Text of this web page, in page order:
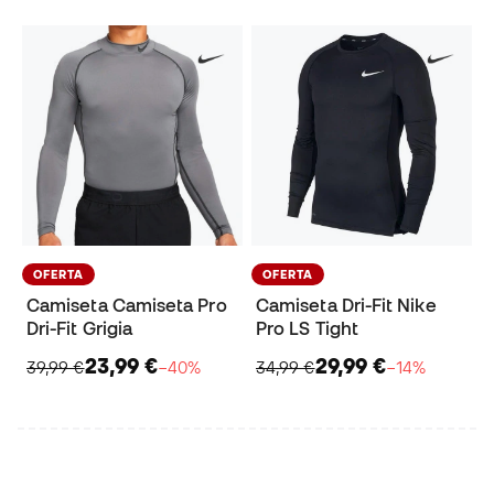
OFERTA
Camiseta Camiseta Pro
Dri-Fit Grigia
39,99 €23,99 €−40%
OFERTA
Camiseta Dri-Fit Nike
Pro LS Tight
34,99 €29,99 €−14%